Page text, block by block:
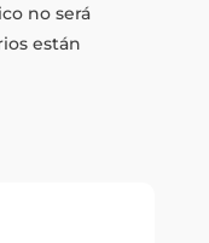
no será
están